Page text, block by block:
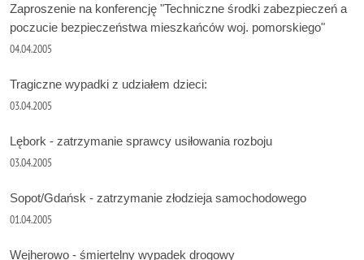
Zaproszenie na konferencję "Techniczne środki zabezpieczeń a
poczucie bezpieczeństwa mieszkańców woj. pomorskiego"
04.04.2005
Tragiczne wypadki z udziałem dzieci:
03.04.2005
Lębork - zatrzymanie sprawcy usiłowania rozboju
03.04.2005
Sopot/Gdańsk - zatrzymanie złodzieja samochodowego
01.04.2005
Wejherowo - śmiertelny wypadek drogowy